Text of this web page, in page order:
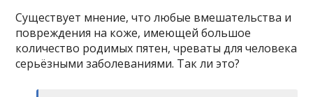
Существует мнение, что любые вмешательства и
повреждения на коже, имеющей большое
количество родимых пятен, чреваты для человека
серьёзными заболеваниями. Так ли это?